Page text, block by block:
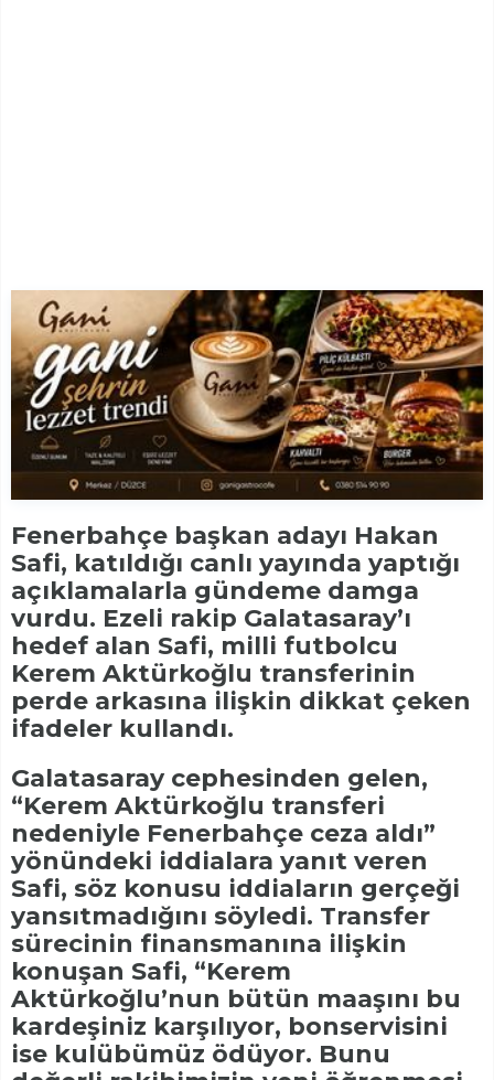
Fenerbahçe başkan adayı Hakan
Safi, katıldığı canlı yayında yaptığı
açıklamalarla gündeme damga
vurdu. Ezeli rakip Galatasaray’ı
hedef alan Safi, milli futbolcu
Kerem Aktürkoğlu transferinin
perde arkasına ilişkin dikkat çeken
ifadeler kullandı.
Galatasaray cephesinden gelen,
“Kerem Aktürkoğlu transferi
nedeniyle Fenerbahçe ceza aldı”
yönündeki iddialara yanıt veren
Safi, söz konusu iddiaların gerçeği
yansıtmadığını söyledi. Transfer
sürecinin finansmanına ilişkin
konuşan Safi, “Kerem
Aktürkoğlu’nun bütün maaşını bu
kardeşiniz karşılıyor, bonservisini
ise kulübümüz ödüyor. Bunu